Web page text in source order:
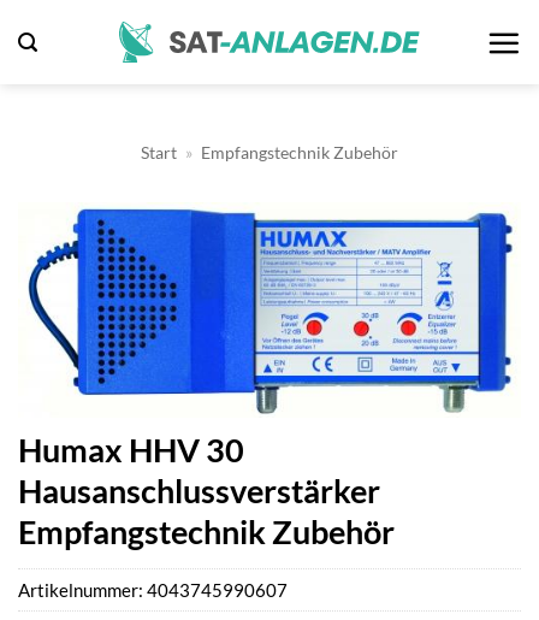
Inhalt
Start » Empfangstechnik Zubehör
Humax HHV 30
Hausanschlussverstärker
Empfangstechnik Zubehör
Artikelnummer: 4043745990607